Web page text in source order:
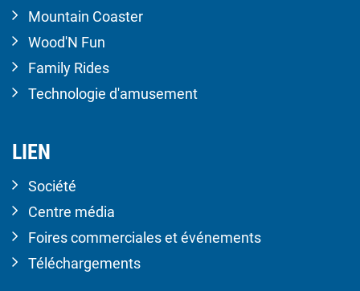
Mountain Coaster
Wood'N Fun
Family Rides
Technologie d'amusement
LIEN
Société
Centre média
Foires commerciales et événements
Téléchargements